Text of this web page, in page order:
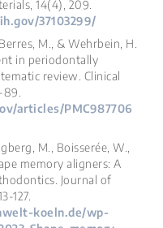
14(4), 209.
37103299/
M., & Wehrbein, H.
in periodontally
review. Clinical
89.
articles/PMC987706
M., Boisserée, W.,
memory aligners: A
Journal of
127.
koeln.de/wp-